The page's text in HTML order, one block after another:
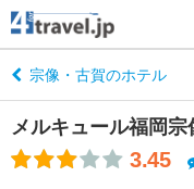
宗像・古賀のホテル
メルキュール福岡
3.45